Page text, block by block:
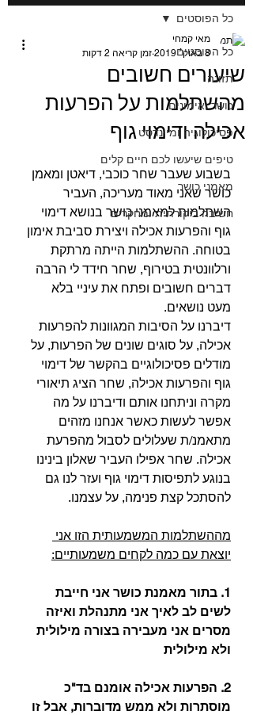
כל הפוסטים
תזונה
כושר ואימונים
פסיכולוגיה ומיינדסט
טיפים שיעשו לכם חיים קלים
מאמני כושר
חשיבה ביקורתית ומחקרים
כל הפוסטים
שיעורים חשובים
מהשתלמות על הפרעות
אכילה ודימוי גוף
מאי קמחי
8 באוק׳ 2019
זמן קריאה 2 דקות
בשבוע שעבר שחר כוכבי, דיאטן ומאמן
כושר שאני מאוד מעריכה, העביר
השתלמות למאמני כושר בנושא דימוי
גוף והפרעות אכילה ויצירת סביבת אימון
בטוחה. ההשתלמות הייתה מרתקת
ורלוונטית בטירוף, שחר חידד לי הרבה
דברים חשובים ופתח את עיניי בלא
מעט נושאים. ‏⠀⠀
דיברנו על הסיבות המגוונות להפרעות
אכילה, על סוגים שונים של הפרעות, על
מודלים פסיכולוגיים בהקשר של דימוי
גוף והפרעות אכילה, שחר הציג תיאורי
מקרה וניתחנו אותם ודיברנו על מה
אפשר לעשות כאשר אנחנו מזהים
מתאמנ/ת שעלולים לסבול מהפרעת
אכילה. שחר אפילו העביר שאלון בינינו
בנוגע לתפיסות דימוי גוף ועזר לנו גם
להסתכל קצת פנימה, על עצמנו.
מההשתלמות המשמעותית הזו אני
יוצאת עם כמה לקחים משמעותיים:
1. בתור מאמנת כושר אני חייבת
לשים לב לאיך אני מתנהלת ואיזה
מסרים אני מעבירה בצורה מילולית
ולא מילולית
2. הפרעות אכילה אומנם בד"כ
מוסתרות ולא ממש מדוברות, אבל זו